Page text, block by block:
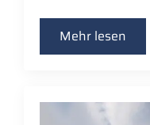
Mehr lesen